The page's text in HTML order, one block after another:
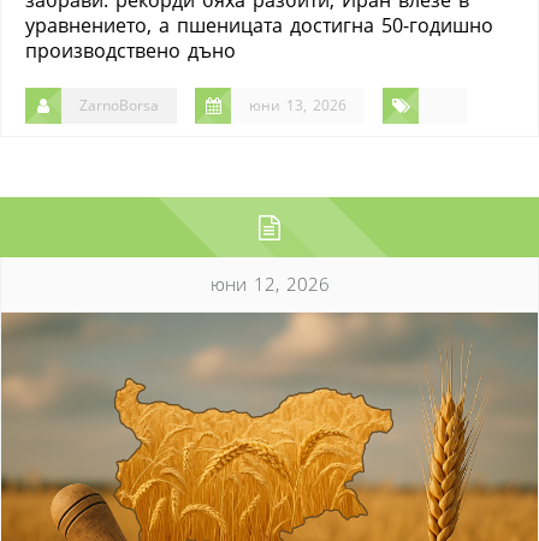
уравнението, а пшеницата достигна 50-годишно
производствено дъно
ZarnoBorsa юни 13, 2026
юни 12, 2026